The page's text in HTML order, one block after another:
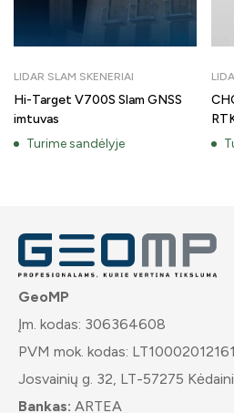
LIDAR SLAM SKENERIAI
Hi-Target V700S Slam GNSS
imtuvas
Turime sandėlyje
GeoMP
Įm. kodas: 306364608
PVM mok. kodas:
Josvainių g. 32, LT-57275
Bankas: ARTEA